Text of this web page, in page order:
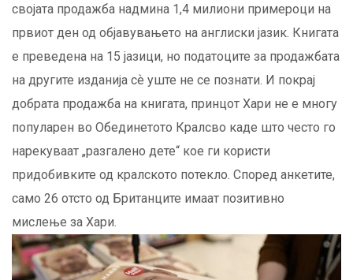
својата продажба надмина 1,4 милиони примероци на
првиот ден од објавувањето на англиски јазик. Книгата
е преведена на 15 јазици, но податоците за продажбата
на другите изданија сѐ уште не се познати. И покрај
добрата продажба на книгата, принцот Хари не е многу
популарен во Обединетото Кралсво каде што често го
нарекуваат „разгалено дете“ кое ги користи
придобивките од кралското потекло. Според анкетите,
само 26 отсто од Британците имаат позитивно
мислење за Хари.